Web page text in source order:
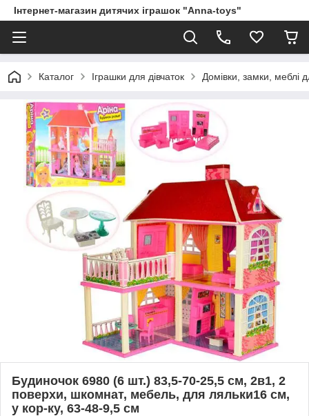
Інтернет-магазин дитячих іграшок "Anna-toys"
Каталог Іграшки для дівчаток Домівки, замки, меблі
Будиночок 6980 (6 шт.) 83,5-70-25,5 см, 2в1, 2
поверхи, шкомнат, мебель, для ляльки16 см,
у кор-ку, 63-48-9,5 см